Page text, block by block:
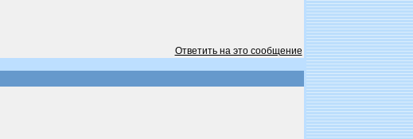
Ответить на это сообщение